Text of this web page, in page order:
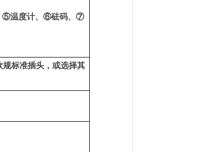
⑤温度计、⑥砝码、⑦
规标准插头，或选择其